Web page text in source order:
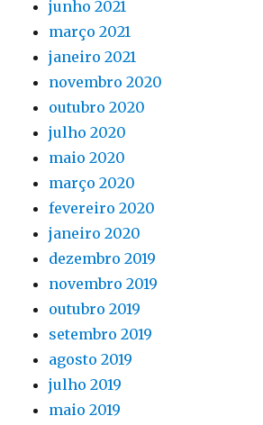
junho 2021
março 2021
janeiro 2021
novembro 2020
outubro 2020
julho 2020
maio 2020
março 2020
fevereiro 2020
janeiro 2020
dezembro 2019
novembro 2019
outubro 2019
setembro 2019
agosto 2019
julho 2019
maio 2019